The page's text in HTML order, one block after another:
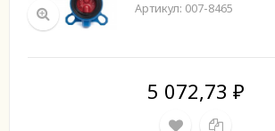
Артикул: 007-8465
5 072,73 ₽